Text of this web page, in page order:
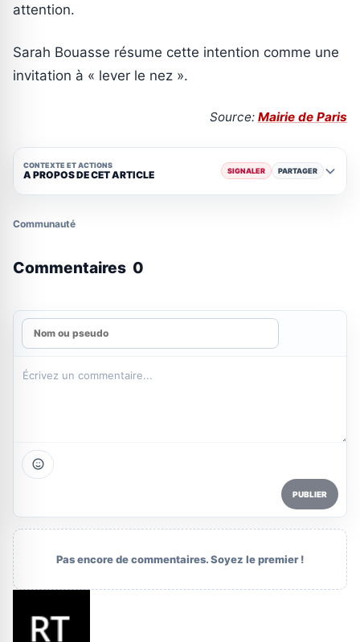
attention.
Sarah Bouasse résume cette intention comme une
invitation à « lever le nez ».
Source: Mairie de Paris
CONTEXTE ET ACTIONS
A PROPOS DE CET ARTICLE SIGNALER PARTAGER
Communauté
Commentaires 0
PUBLIER
Pas encore de commentaires. Soyez le premier !